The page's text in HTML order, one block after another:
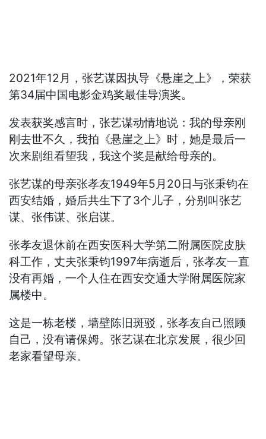
2021年12月，张艺谋因执导《悬崖之上》，荣获
第34届中国电影金鸡奖最佳导演奖。
发表获奖感言时，张艺谋动情地说：我的母亲刚
刚去世不久，我拍《悬崖之上》时，她是最后一
次来剧组看望我，我这个奖是献给母亲的。
张艺谋的母亲张孝友1949年5月20日与张秉钧在
西安结婚，婚后共生下了3个儿子，分别叫张艺
谋、张伟谋、张启谋。
张孝友退休前在西安医科大学第二附属医院皮肤
科工作，丈夫张秉钧1997年病逝后，张孝友一直
没有再婚，一个人住在西安交通大学附属医院家
属楼中。
这是一栋老楼，墙壁陈旧斑驳，张孝友自己照顾
自己，没有请保姆。张艺谋在北京发展，很少回
老家看望母亲。